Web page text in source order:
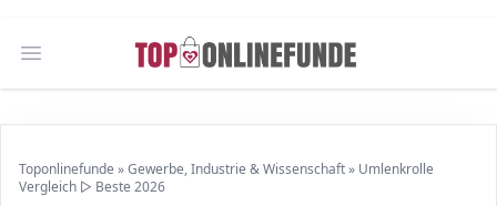
Open main menu
Toponlinefunde »Gewerbe, Industrie & Wissenschaft» Umlenkrolle
Vergleich ▷ Beste 2026